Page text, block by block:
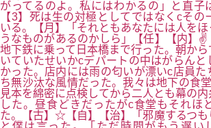
がってるのよ。私にはわかるの」と直子
【3】死は生の対極としてではなくcその
いる。【月】「それともあなたには人を
うなものがあるのかしら」【任】【内】✌
地下鉄に乗って日本橋まで行った。朝か
いていたせいかcデパートの中はがらんと
かった。店内には雨の匂いが漂いc店員た
ち無沙汰な風情だった。我々は地下の食
見本を綿密に点検してから二人とも幕の
した。昼食どきだったがc食堂もそれほ
た。【古】☆【自】【治】「邪魔するつも